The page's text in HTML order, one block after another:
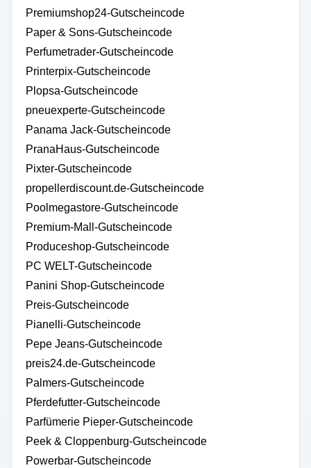
Premiumshop24-Gutscheincode
Paper & Sons-Gutscheincode
Perfumetrader-Gutscheincode
Printerpix-Gutscheincode
Plopsa-Gutscheincode
pneuexperte-Gutscheincode
Panama Jack-Gutscheincode
PranaHaus-Gutscheincode
Pixter-Gutscheincode
propellerdiscount.de-Gutscheincode
Poolmegastore-Gutscheincode
Premium-Mall-Gutscheincode
Produceshop-Gutscheincode
PC WELT-Gutscheincode
Panini Shop-Gutscheincode
Preis-Gutscheincode
Pianelli-Gutscheincode
Pepe Jeans-Gutscheincode
preis24.de-Gutscheincode
Palmers-Gutscheincode
Pferdefutter-Gutscheincode
Parfümerie Pieper-Gutscheincode
Peek & Cloppenburg-Gutscheincode
Powerbar-Gutscheincode